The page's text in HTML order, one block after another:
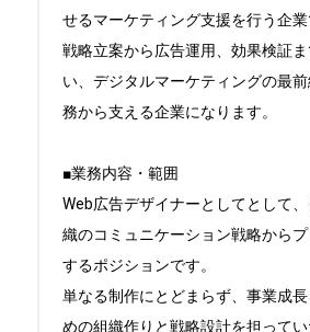
せるマーケティング支援を行う企業
戦略立案から広告運用、効果検証
い、デジタルマーケティングの最
務から支える企業になります。
■業務内容・範囲
Web広告デザイナーとしてとして
織のコミュニケーション戦略からプ
するポジションです。
単なる制作にとどまらず、事業成
めの組織作りと戦略設計を担ってい